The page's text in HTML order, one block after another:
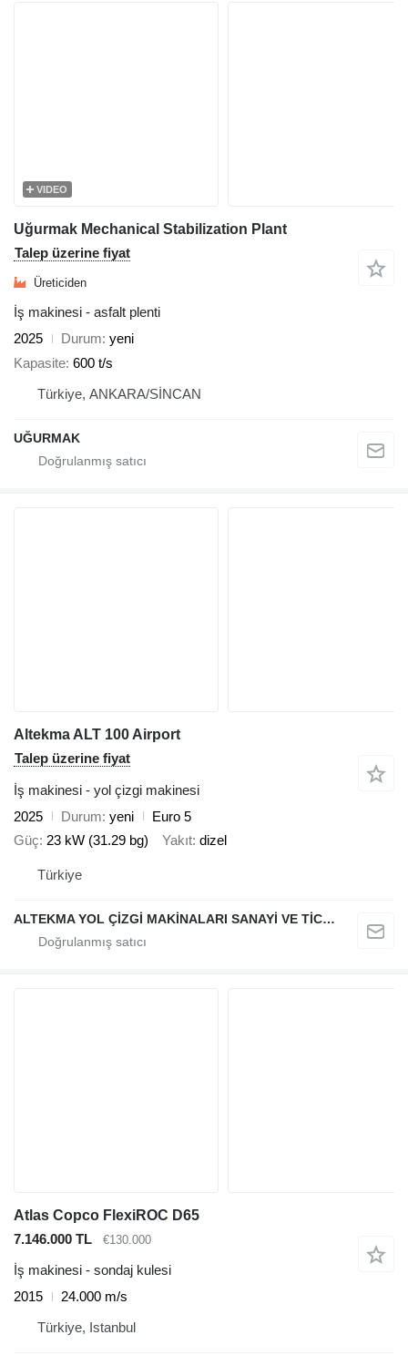
VIDEO
Uğurmak Mechanical Stabilization Plant
Talep üzerine fiyat
Üreticiden
İş makinesi - asfalt plenti
2025
Durum yeni
Kapasite 600 t/s
Türkiye, ANKARA/SİNCAN
UĞURMAK
Altekma ALT 100 Airport
Talep üzerine fiyat
İş makinesi - yol çizgi makinesi
2025
Durum yeni
Euro 5
Güç 23 kW (31.29 bg) Yakıt dizel
Türkiye
ALTEKMA YOL ÇİZGİ MAKİNALARI SANAYİ VE TİCARET ANONİM ŞİRKETİ
Atlas Copco FlexiROC D65
7.146.000 TL
€130.000
İş makinesi - sondaj kulesi
2015
24.000 m/s
Türkiye, Istanbul